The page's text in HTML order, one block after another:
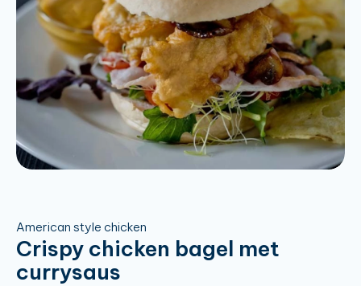
American style chicken
Crispy chicken bagel met
currysaus